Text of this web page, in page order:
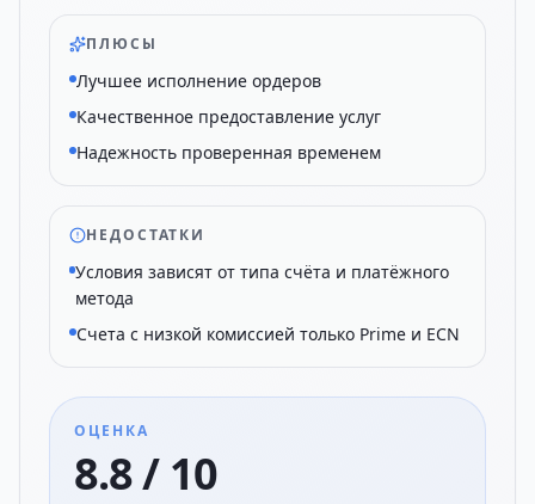
ПЛЮСЫ
Лучшее исполнение ордеров
Качественное предоставление услуг
Надежность проверенная временем
НЕДОСТАТКИ
Условия зависят от типа счёта и платёжного
метода
Счета с низкой комиссией только Prime и ECN
ОЦЕНКА
8.8 / 10